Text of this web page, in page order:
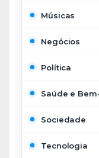
Músicas
Negócios
Política
Saúde e
Sociedade
Tecnologia